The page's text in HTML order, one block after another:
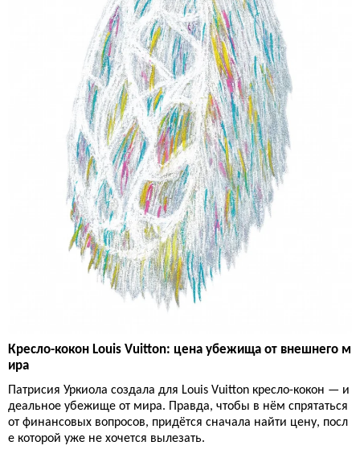
Кресло-кокон Louis Vuitton: цена убежища от внешнего м
ира
Патрисия Уркиола создала для Louis Vuitton кресло-кокон — и
деальное убежище от мира. Правда, чтобы в нём спрятаться
от финансовых вопросов, придётся сначала найти цену, посл
е которой уже не хочется вылезать.